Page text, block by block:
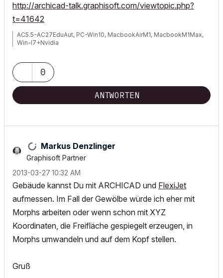
http://archicad-talk.graphisoft.com/viewtopic.php?
t=41642
AC5.5-AC27EduAut, PC-Win10, MacbookAirM1, MacbookM1Max,
Win-I7+Nvidia
0
ANTWORTEN
Markus Denzlinger
Graphisoft Partner
‎2013-03-27 10:32 AM
Gebäude kannst Du mit ARCHICAD und FlexiJet
aufmessen. Im Fall der Gewölbe würde ich eher mit
Morphs arbeiten oder wenn schon mit XYZ
Koordinaten, die Freifläche gespiegelt erzeugen, in
Morphs umwandeln und auf dem Kopf stellen.
Gruß